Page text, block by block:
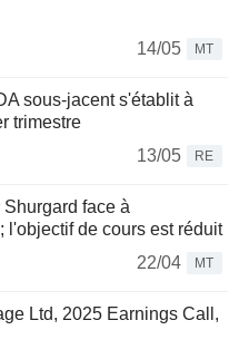
14/05
MT
sous-jacent s'établit à
trimestre
13/05
RE
face à
l'objectif de cours est réduit
22/04
MT
Ltd, 2025 Earnings Call,